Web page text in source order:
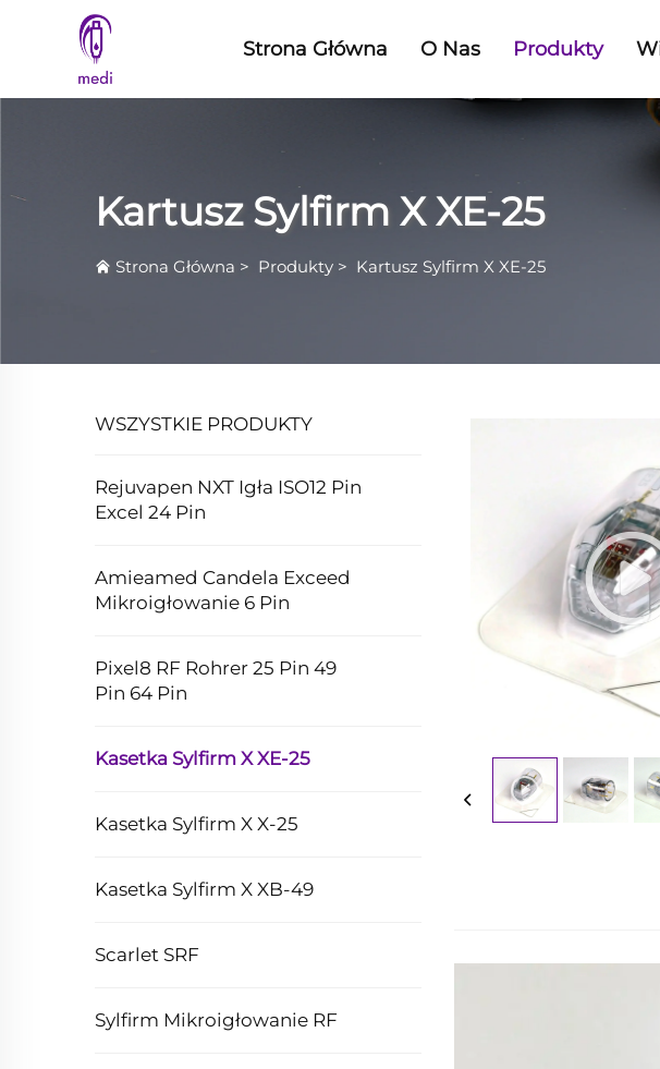
Strona Główna O Nas Produkty
Kartusz Sylfirm X XE-25
Strona Główna > Produkty > Kartusz Sylfirm X XE-25
WSZYSTKIE PRODUKTY
Rejuvapen NXT Igła ISO12 Pin
Excel 24 Pin
Amieamed Candela Exceed
Mikroigłowanie 6 Pin
Pixel8 RF Rohrer 25 Pin 49
Pin 64 Pin
Kasetka Sylfirm X XE-25
Kasetka Sylfirm X X-25
Kasetka Sylfirm X XB-49
Scarlet SRF
Sylfirm Mikroigłowanie RF